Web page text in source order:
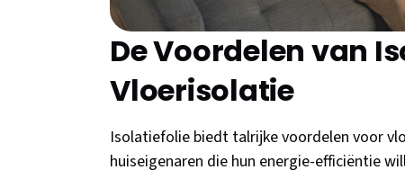
De Voordelen van
Vloerisolatie
Isolatiefolie biedt talrijke voordelen voor
huiseigenaren die hun energie-efficiëntie